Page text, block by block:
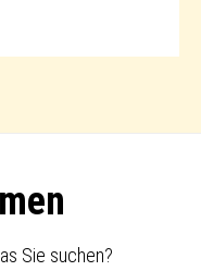
Sie suchen?